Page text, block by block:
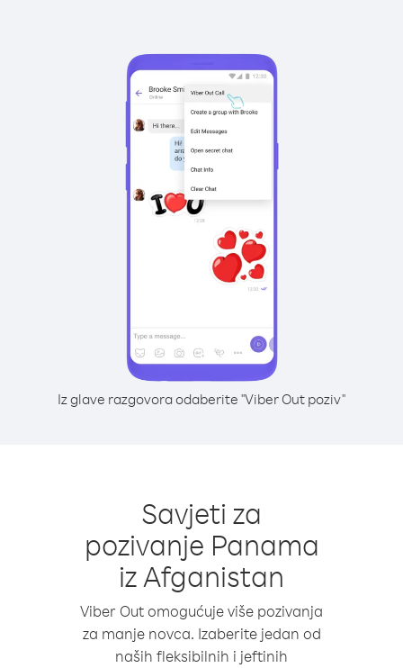
Iz glave razgovora odaberite "Viber Out poziv"
Savjeti za
pozivanje Panama
iz Afganistan
Viber Out omogućuje više pozivanja
za manje novca. Izaberite jedan od
naših fleksibilnih i jeftinih